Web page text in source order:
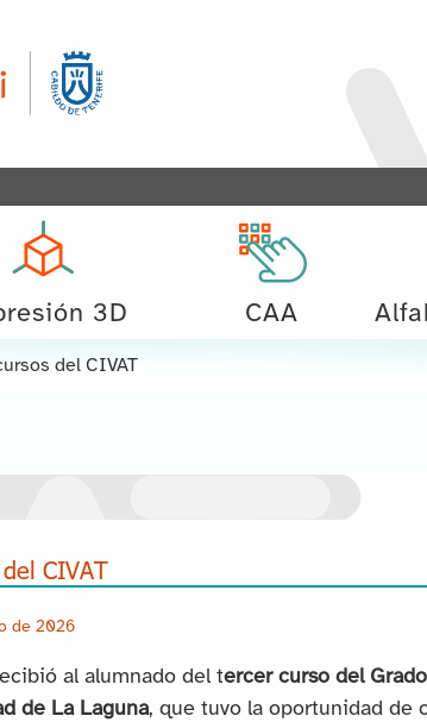
3D CAA
del CIVAT
CIVAT
de 2026
al alumnado del tercer curso del
de La Laguna, que tuvo la oportunidad de